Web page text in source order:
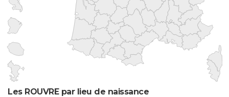
Les ROUVRE par lieu de naissance